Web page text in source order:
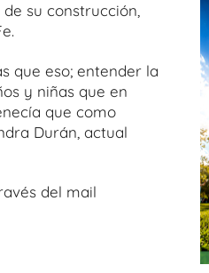
su construcción,
que eso; entender la
y niñas que en
que como
Durán, actual
del mail